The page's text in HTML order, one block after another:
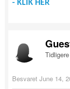
- KLIK HER
Besvaret June 14,